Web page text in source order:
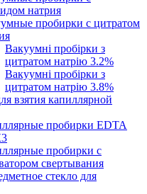
натрия
пробирки с цитратом
Вакуумні пробірки з
цитратом натрію 3.2%
Вакуумні пробірки з
цитратом натрію 3.8%
взятия капиллярной
пробирки EDTA
пробирки с
свертывания
стекло для